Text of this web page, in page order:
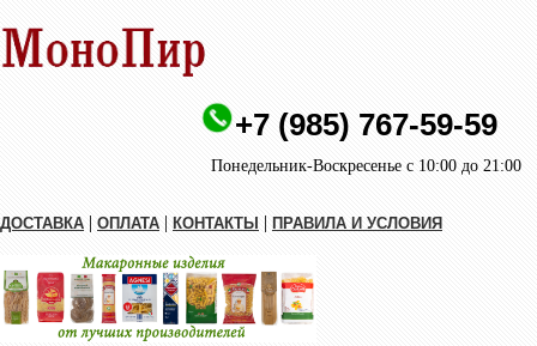
+7 (985) 767-59-59
Понедельник-Воскресенье с 10:00 до 21:00
ДОСТАВКА | ОПЛАТА | КОНТАКТЫ | ПРАВИЛА И УСЛОВИЯ